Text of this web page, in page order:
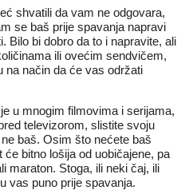
shvatili da vam ne odgovara,
se baš prije spavanja napravi
Bilo bi dobro da to i napravite, ali
ili ovećim sendvičem,
na način da će vas održati
u mnogim filmovima i serijama,
televizorom, slistite svoju
baš. Osim što nećete baš
bitno lošija od uobičajene, pa
maraton. Stoga, ili neki čaj, ili
vas puno prije spavanja.